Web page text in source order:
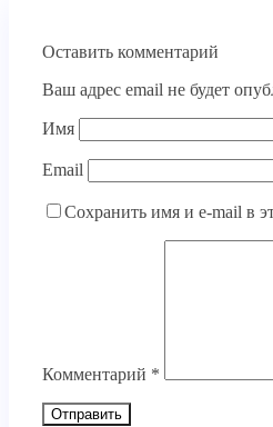
Оставить комментарий
Ваш адрес email не будет
Имя
Email
Сохранить имя и e-mail в
Комментарий *